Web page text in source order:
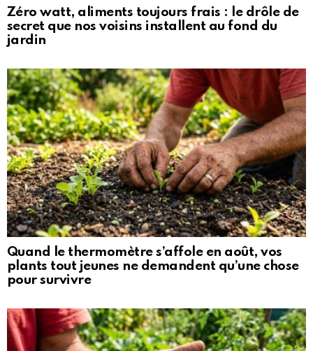
Zéro watt, aliments toujours frais : le drôle de
secret que nos voisins installent au fond du
jardin
Quand le thermomètre s’affole en août, vos
plants tout jeunes ne demandent qu’une chose
pour survivre